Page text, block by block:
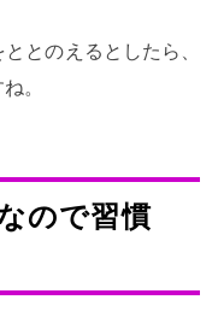
とのえるとしたら、
。
ので習慣